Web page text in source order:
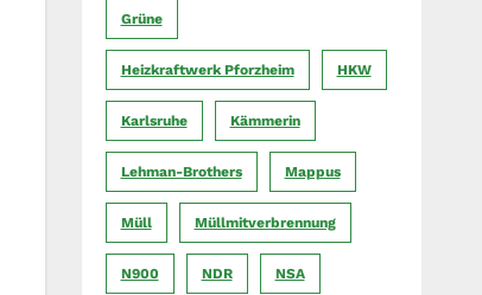
Grüne
Heizkraftwerk Pforzheim HKW
Karlsruhe Kämmerin
Lehman-Brothers Mappus
Müll Müllmitverbrennung
N900 NDR NSA